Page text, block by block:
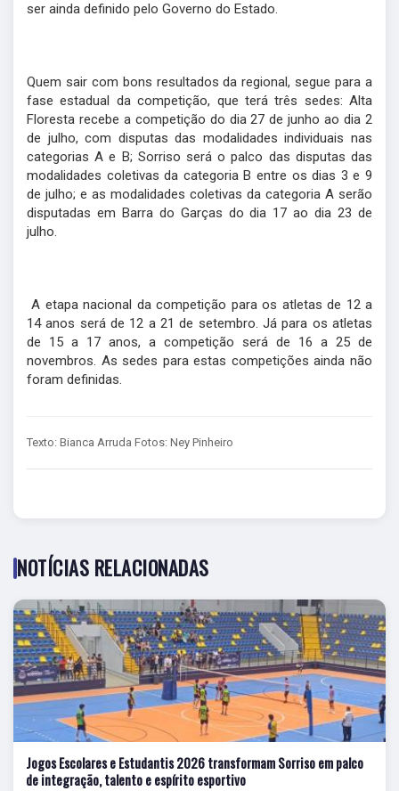
ser ainda definido pelo Governo do Estado.
Quem sair com bons resultados da regional, segue para a
fase estadual da competição, que terá três sedes: Alta
Floresta recebe a competição do dia 27 de junho ao dia 2
de julho, com disputas das modalidades individuais nas
categorias A e B; Sorriso será o palco das disputas das
modalidades coletivas da categoria B entre os dias 3 e 9
de julho; e as modalidades coletivas da categoria A serão
disputadas em Barra do Garças do dia 17 ao dia 23 de
julho.
A etapa nacional da competição para os atletas de 12 a
14 anos será de 12 a 21 de setembro. Já para os atletas
de 15 a 17 anos, a competição será de 16 a 25 de
novembros. As sedes para estas competições ainda não
foram definidas.
Texto: Bianca Arruda Fotos: Ney Pinheiro
NOTÍCIAS RELACIONADAS
Jogos Escolares e Estudantis 2026 transformam Sorriso em palco
de integração, talento e espírito esportivo